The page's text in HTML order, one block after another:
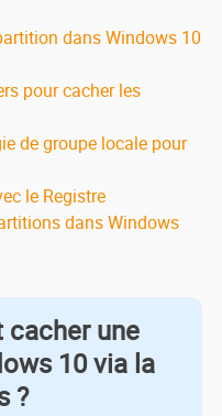
dans Windows 10
pour cacher les
de groupe locale pour
le Registre
dans Windows
cacher une
10 via la
?